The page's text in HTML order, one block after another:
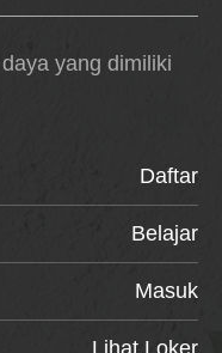
yang dimiliki
Daftar
Belajar
Masuk